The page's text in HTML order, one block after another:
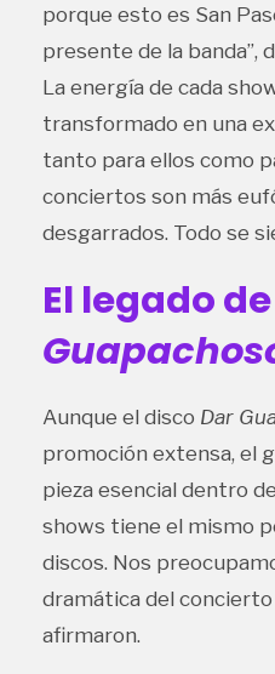
porque esto es San
presente de la banda”,
La energía de cada
transformado en una
tanto para ellos como
conciertos son más
desgarrados. Todo se
El legado de
Aunque el disco Dar
promoción extensa, el
pieza esencial dentro
shows tiene el mismo
discos. Nos
dramática del concierto
afirmaron.